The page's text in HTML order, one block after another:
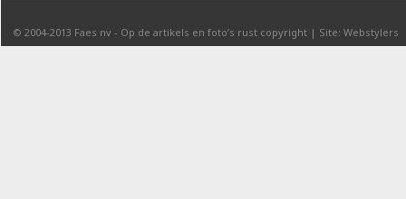
© 2004-2013 Faes nv - Op de artikels en foto’s rust copyright | Site: Webstylers